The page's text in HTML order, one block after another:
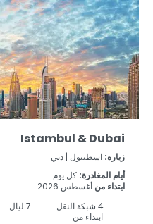
Istambul & Dubai
زياره: اسطنبول | دبي
أيام المغادرة: كل يوم
ابتداء من أغسطس 2026
4
شبكة النقل ليال
ابتداء من